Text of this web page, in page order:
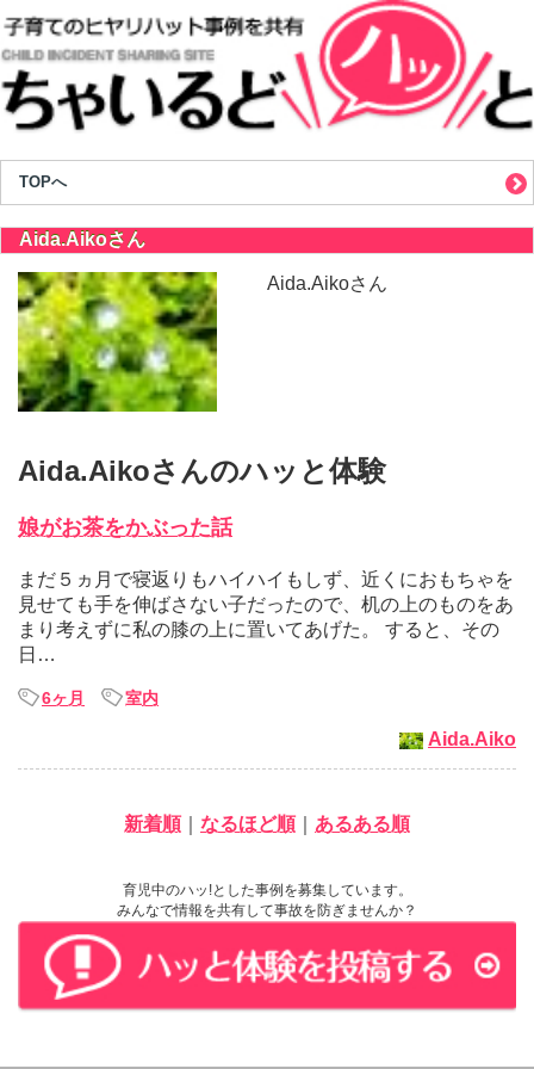
TOPへ
Aida.Aikoさん
Aida.Aikoさん
Aida.Aikoさんのハッと体験
娘がお茶をかぶった話
まだ５ヵ月で寝返りもハイハイもしず、近くにおもちゃを
見せても手を伸ばさない子だったので、机の上のものをあ
まり考えずに私の膝の上に置いてあげた。 すると、その
日…
6ヶ月 室内
Aida.Aiko
新着順｜ なるほど順｜ あるある順
育児中のハッ!とした事例を募集しています。
みんなで情報を共有して事故を防ぎませんか？